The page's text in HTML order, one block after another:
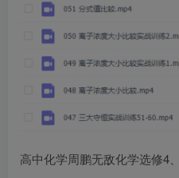
高中化学周鹏无敌化学选修4